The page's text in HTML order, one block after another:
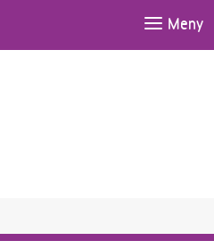
Meny